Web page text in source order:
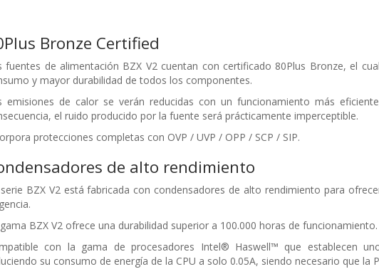
Bronze Certified
fuentes de alimentación BZX V2 cuentan con certificado 80Plus Bronze, el
y mayor durabilidad de todos los componentes.
emisiones de calor se verán reducidas con un funcionamiento más
el ruido producido por la fuente será prácticamente imperceptible.
protecciones completas con OVP / UVP / OPP / SCP / SIP.
de alto rendimiento
BZX V2 está fabricada con condensadores de alto rendimiento para
BZX V2 ofrece una durabilidad superior a 100.000 horas de funcionamiento.
con la gama de procesadores Intel® Haswell™ que establecen
su consumo de energía de la CPU a solo 0.05A, siendo necesario que